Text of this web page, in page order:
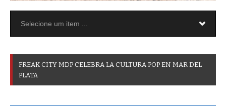
FREAK CITY MDP CELEBRA LA CULTURA POP EN MAR DEL
PLATA